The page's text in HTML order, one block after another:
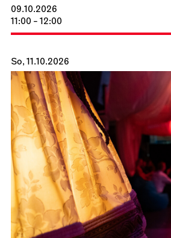
09.10.2026
11:00 - 12:00
So, 11.10.2026